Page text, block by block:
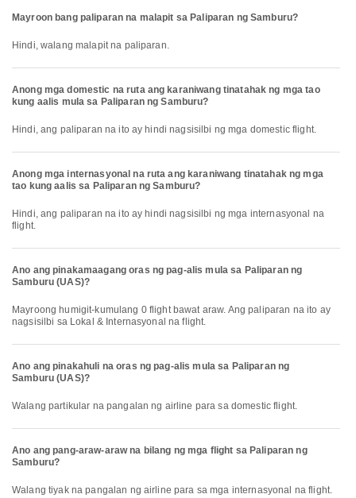
Mayroon bang paliparan na malapit sa Paliparan ng Samburu?
Hindi, walang malapit na paliparan.
Anong mga domestic na ruta ang karaniwang tinatahak ng mga tao
kung aalis mula sa Paliparan ng Samburu?
Hindi, ang paliparan na ito ay hindi nagsisilbi ng mga domestic flight.
Anong mga internasyonal na ruta ang karaniwang tinatahak ng mga
tao kung aalis sa Paliparan ng Samburu?
Hindi, ang paliparan na ito ay hindi nagsisilbi ng mga internasyonal na
flight.
Ano ang pinakamaagang oras ng pag-alis mula sa Paliparan ng
Samburu (UAS)?
Mayroong humigit-kumulang 0 flight bawat araw. Ang paliparan na ito ay
nagsisilbi sa Lokal & Internasyonal na flight.
Ano ang pinakahuli na oras ng pag-alis mula sa Paliparan ng
Samburu (UAS)?
Walang partikular na pangalan ng airline para sa domestic flight.
Ano ang pang-araw-araw na bilang ng mga flight sa Paliparan ng
Samburu?
Walang tiyak na pangalan ng airline para sa mga internasyonal na flight.